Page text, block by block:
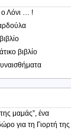
Λόνι … !
βιβλίο
μαμάς”, ένα
για τη Γιορτή της